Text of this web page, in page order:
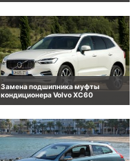
Замена подшипника муфты
кондиционера Volvo XC60